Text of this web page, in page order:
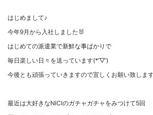
はじめまして♪
今年9月から入社しました🐰
はじめての派遣業で新鮮な事ばかりで
毎日楽しい日々を送っています(*’▽’)
今後とも頑張っていきますので宜しくお願い致しま
最近は大好きなNICIのガチャガチャをみつけて5回